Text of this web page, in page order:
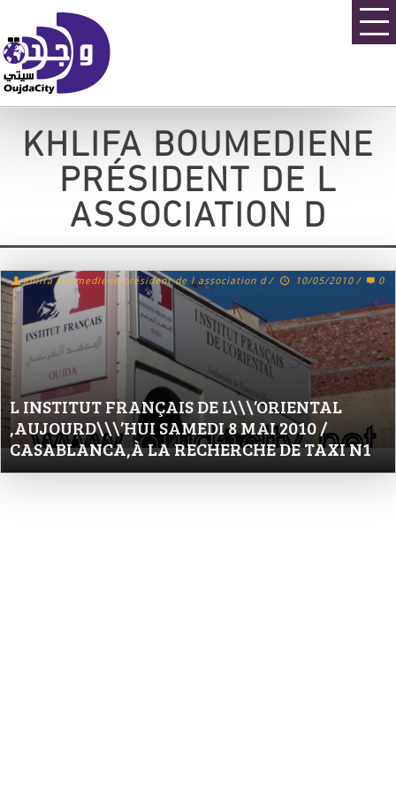
KHLIFA BOUMEDIENE
PRÉSIDENT DE L
ASSOCIATION D
L INSTITUT FRANÇAIS DE L\\\’ORIENTAL
,AUJOURD\\\’HUI SAMEDI 8 MAI 2010 /
CASABLANCA,À LA RECHERCHE DE TAXI N1
Khlifa boumediene président de l association d / 10/05/2010 / 0